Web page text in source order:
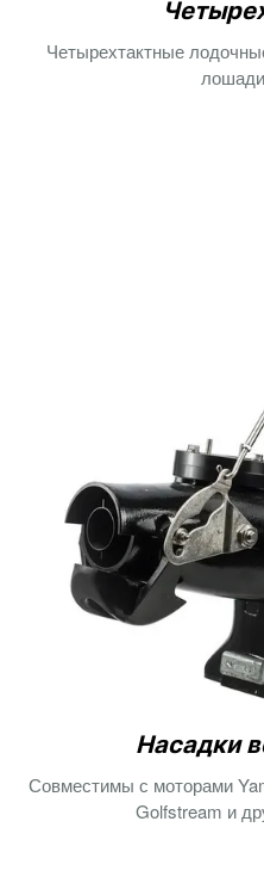
Четырехтактные
Насадки
Совместимы с моторами
Golfstream и